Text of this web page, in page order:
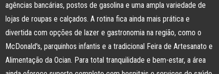
agências bancárias, postos de gasolina e uma ampla variedade de
lojas de roupas e calçados. A rotina fica ainda mais prática e
divertida com opções de lazer e gastronomia na região, como o
McDonald's, parquinhos infantis e a tradicional Feira de Artesanato e
Alimentação da Ocian. Para total tranquilidade e bem-estar, a área